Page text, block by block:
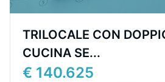
TRILOCALE CON
CUCINA SE...
€ 140.625